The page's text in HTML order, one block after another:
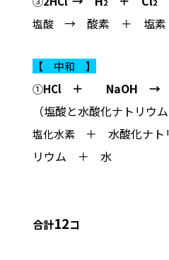
2 2
塩酸 → 酸素 ＋ 塩素
【 中和 】
①HCl ＋ NaOH →
（塩酸と水酸化ナトリウ
塩化水素 ＋ 水酸化ナ
リウム ＋ 水
合計12コ